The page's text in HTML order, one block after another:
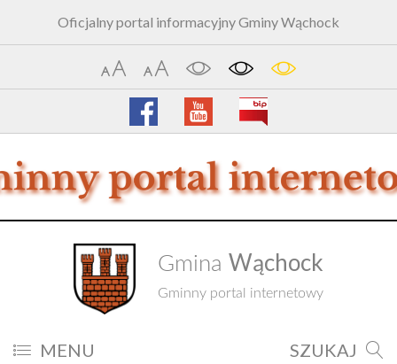
Oficjalny portal informacyjny Gminy Wąchock
Gmina Wąchock
Gminny portal internetowy
MENU SZUKAJ